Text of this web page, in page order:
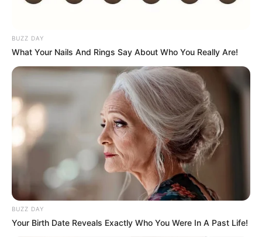
BUZZ DAY
What Your Nails And Rings Say About Who You Really Are!
BUZZ DAY
Your Birth Date Reveals Exactly Who You Were In A Past Life!